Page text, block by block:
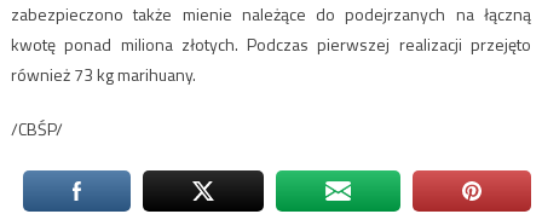
zabezpieczono także mienie należące do podejrzanych na łączną
kwotę ponad miliona złotych. Podczas pierwszej realizacji przejęto
również 73 kg marihuany.
/CBŚP/